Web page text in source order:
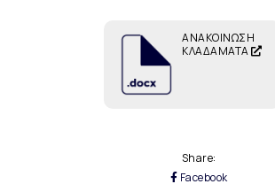
ΑΝΑΚΟΙΝΩΣΗ
ΚΛΑΔΑΜΑΤΑ
Share:
Facebook